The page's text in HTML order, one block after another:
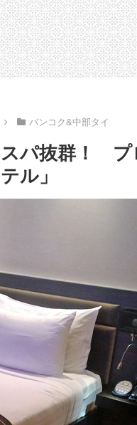
プライオリティパス
利用できる！ チェ
マイ空港国内線「ロ
ヤルオーキッドラウ
ジ」
バンコク&中部タイ
パ抜群！ プ
ル」